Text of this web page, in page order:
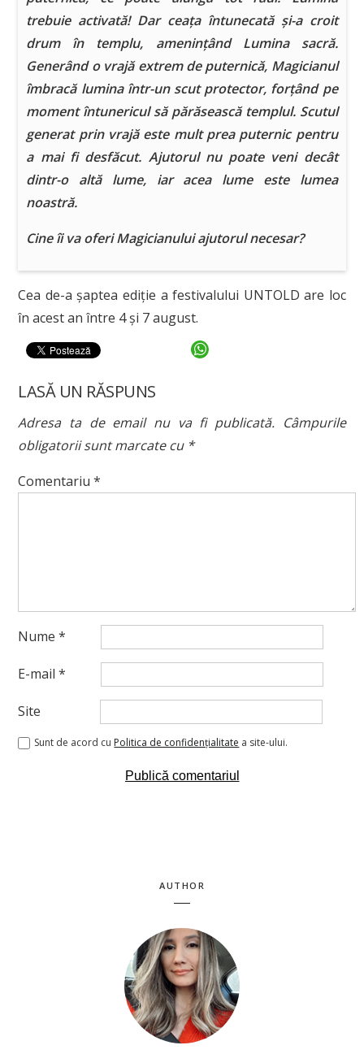
trebuie activată! Dar ceața întunecată și-a croit
drum în templu, amenințând Lumina sacră.
Generând o vrajă extrem de puternică, Magicianul
îmbracă lumina într-un scut protector, forțând pe
moment întunericul să părăsească templul. Scutul
generat prin vrajă este mult prea puternic pentru
a mai fi desfăcut. Ajutorul nu poate veni decât
dintr-o altă lume, iar acea lume este lumea
noastră.
Cine îi va oferi Magicianului ajutorul necesar?
Cea de-a șaptea ediție a festivalului UNTOLD are loc
în acest an între 4 și 7 august.
LASĂ UN RĂSPUNS
Adresa ta de email nu va fi publicată. Câmpurile
obligatorii sunt marcate cu *
Comentariu*
Nume *
E-mail *
Site
Sunt de acord cu Politica de confidenţialitate a site-ului.
AUTHOR